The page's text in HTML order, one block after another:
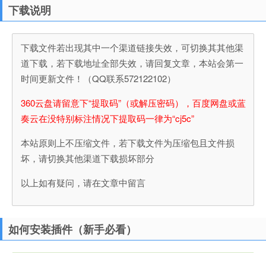
下载说明
下载文件若出现其中一个渠道链接失效，可切换其其他渠
道下载，若下载地址全部失效，请回复文章，本站会第一
时间更新文件！（QQ联系572122102）
360云盘请留意下“提取码”（或解压密码），百度网盘或蓝
奏云在没特别标注情况下提取码一律为“cj5c”
本站原则上不压缩文件，若下载文件为压缩包且文件损
坏，请切换其他渠道下载损坏部分
以上如有疑问，请在文章中留言
如何安装插件（新手必看）